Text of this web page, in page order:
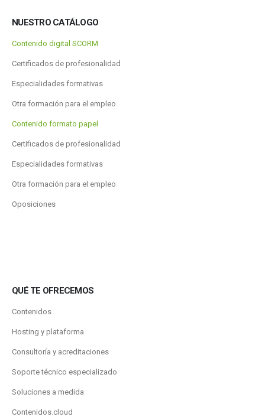
NUESTRO CATÁLOGO
Contenido digital SCORM
Certificados de profesionalidad
Especialidades formativas
Otra formación para el empleo
Contenido formato papel
Certificados de profesionalidad
Especialidades formativas
Otra formación para el empleo
Oposiciones
QUÉ TE OFRECEMOS
Contenidos
Hosting y plataforma
Consultoría y acreditaciones
Soporte técnico especializado
Soluciones a medida
Contenidos.cloud